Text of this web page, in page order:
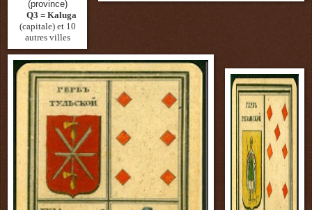
(province)
Q3 = Kaluga
(capitale) et 10
autres villes